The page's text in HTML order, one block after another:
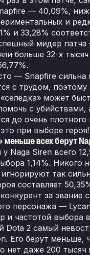
— 40,09%,
и
и 33,28%
мидер патча
больше 32-х тысяч
— Snapfire сильна
с трудом, поэтому
может
с убийствами,
до очень
при выборе героя!
меньше всех берут
у Naga Siren всего
1,14%. Никого
игнорируют так
составляет
за звание
персонажа —
и частотой выбора
Dota 2 самый
Его берут меньше,
нет даже 200 тысяч